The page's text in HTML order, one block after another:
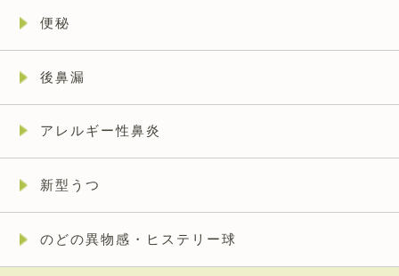
便秘
後鼻漏
アレルギー性鼻炎
新型うつ
のどの異物感・ヒステリー球